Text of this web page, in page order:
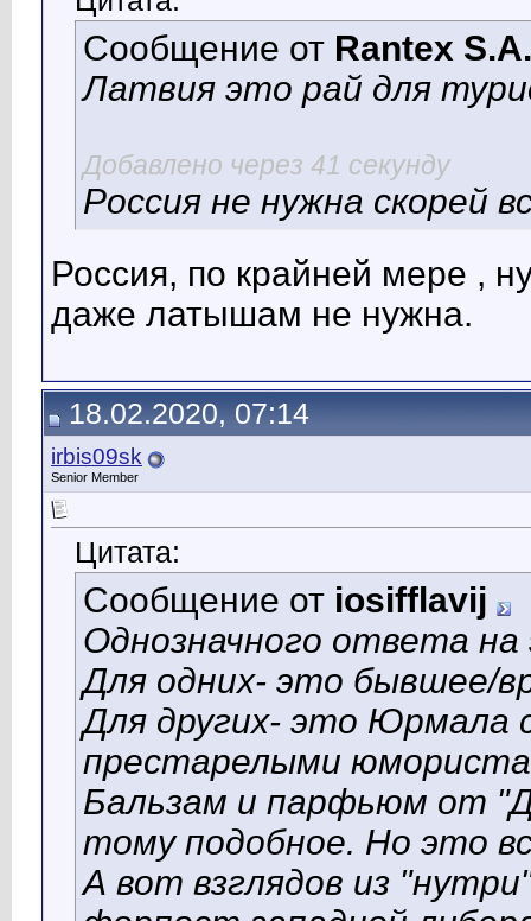
Сообщение от Rantex S.A.
Латвия это рай для
Добавлено через 41 секунду
Россия не нужна скорей
Россия, по крайней мере ,
даже латышам не нужна.
18.02.2020, 07:14
irbis09sk
Senior Member
Цитата:
Сообщение от iosifflavij
Однозначного ответа
Для одних- это бывшее/
Для других- это Юрмала
престарелыми
Бальзам и парфьюм от
тому подобное. Но это
А вот взглядов из